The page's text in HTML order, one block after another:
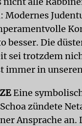
Modernes
besser. Die
sei trotzdem
immer in
Eine
zündete
Ansprache an.